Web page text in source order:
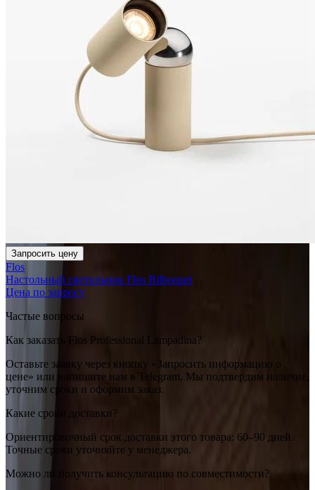
Запросить цену
Flos
Настольный светильник Flos Bilboquet
Цена по запросу
Частые вопросы
Как заказать Flos Professional Lampadina?
Оставьте заявку через кнопку «Запросить информацию о
цене» или напишите нам в Telegram. Мы подтвердим наличие,
уточним сроки и оформим заказ.
Какие сроки доставки?
Ориентировочный срок доставки этого товара: 60–90 дней.
Точные сроки уточняйте у менеджера.
Можно ли получить консультацию по совместимости?